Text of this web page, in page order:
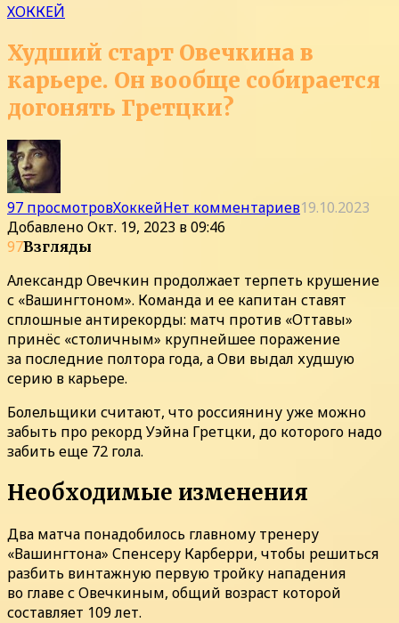
ХОККЕЙ
Худший старт Овечкина в
карьере. Он вообще собирается
догонять Гретцки?
97 просмотровХоккейНет комментариев19.10.2023
ДобавленоОкт. 19, 2023 в 09:46
97Взгляды
Александр Овечкин продолжает терпеть крушение
с «Вашингтоном». Команда и ее капитан ставят
сплошные антирекорды: матч против «Оттавы»
принёс «столичным» крупнейшее поражение
за последние полтора года, а Ови выдал худшую
серию в карьере.
Болельщики считают, что россиянину уже можно
забыть про рекорд Уэйна Гретцки, до которого надо
забить еще 72 гола.
Необходимые изменения
Два матча понадобилось главному тренеру
«Вашингтона» Спенсеру Карберри, чтобы решиться
разбить винтажную первую тройку нападения
во главе с Овечкиным, общий возраст которой
составляет 109 лет.